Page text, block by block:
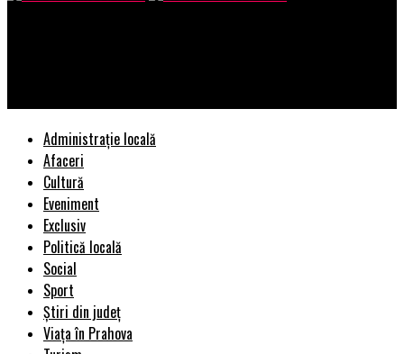
Administrație locală
Afaceri
Cultură
Eveniment
Exclusiv
Politică locală
Social
Sport
Știri din județ
Viața în Prahova